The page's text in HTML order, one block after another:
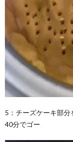
5：チーズケーキ部
40分でゴー